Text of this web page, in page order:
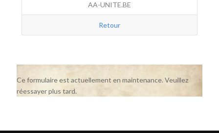
AA-UNITE.BE
Retour
Ce formulaire est actuellement en maintenance. Veuillez
réessayer plus tard.